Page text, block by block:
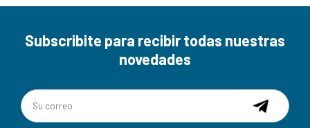
Subscribite para recibir todas nuestras
novedades